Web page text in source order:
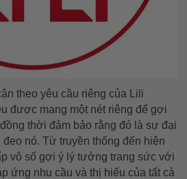
theo yêu cầu riêng của Lili
được mang một nét riêng để gợi
thời đảm bảo rằng đó là sự đại
nó. Từ truyền thống đến hiện
vô số gợi ý lý tưởng trang sức với
ứng nhu cầu và thị hiếu của tất cả